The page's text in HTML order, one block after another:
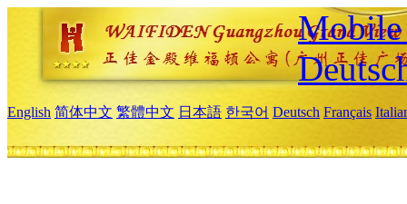
Mobile
English 简体中文 繁體中文 日本語 한국어 Deutsch Français